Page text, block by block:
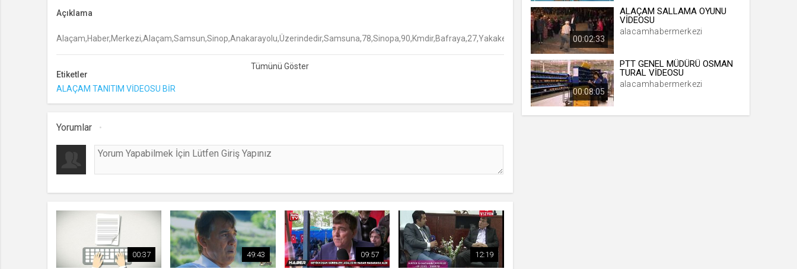
Açıklama
Etiketler
ALAÇAM TANITIM VİDEOSU BİR
Yorumlar
00:37 49:43 09:57 12:19
00:02:33
ALAÇAM SALLAMA OYUNU
VİDEOSU
alacamhabermerkezi
00:08:05
PTT GENEL MÜDÜRÜ OSMAN
TURAL VİDEOSU
alacamhabermerkezi